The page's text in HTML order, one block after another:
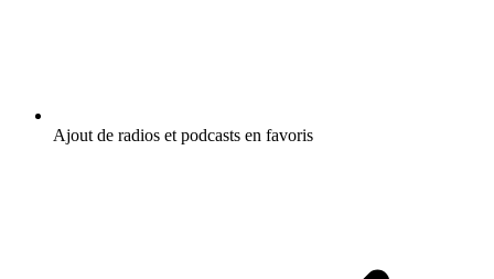
Ajout de radios et podcasts en favoris